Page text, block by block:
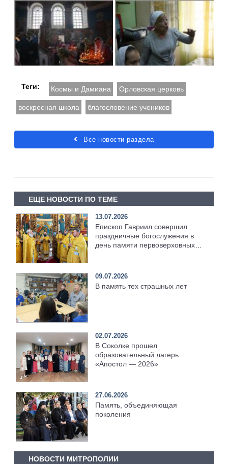
Теги: Космы и Дамиана Орловская церковь
воскресная школа благословение учеников
Все новости раздела
ЕЩЕ НОВОСТИ ПО ТЕМЕ
13.07.2026
Епископ Гавриил совершил
праздничные богослужения в
день памяти первоверховных
09.07.2026
В память тех страшных лет
02.07.2026
В Соколке прошел
образовательный лагерь
«Апостол — 2026»
27.06.2026
Память, объединяющая
поколения
НОВОСТИ МИТРОПОЛИИ